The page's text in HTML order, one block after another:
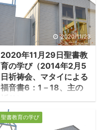
2020/11/23
2020年11月29日聖書教
育の学び（2014年2月5
日祈祷会、マタイによる
福音書6：1－18、主の
施しをするときには
・信仰に偽善があっては
聖書教育の学び